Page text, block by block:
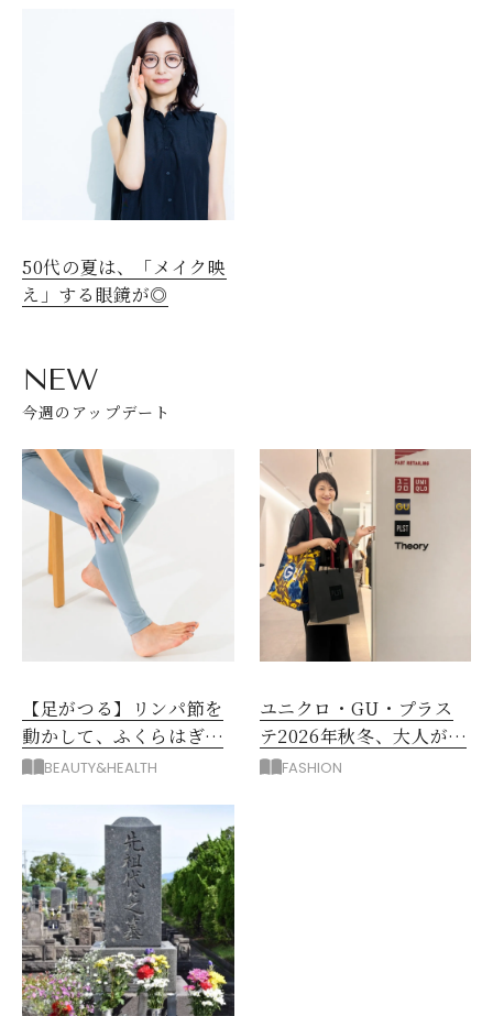
50代の夏は、「メイク映
え」する眼鏡が◎
NEW
今週のアップデート
【足がつる】リンパ節を
動かして、ふくらはぎの
むくみ、こむら返りを解
BEAUTY&HEALTH
ユニクロ・GU・プラス
テ2026年秋冬、大人が着
たい新作服は？
FASHION